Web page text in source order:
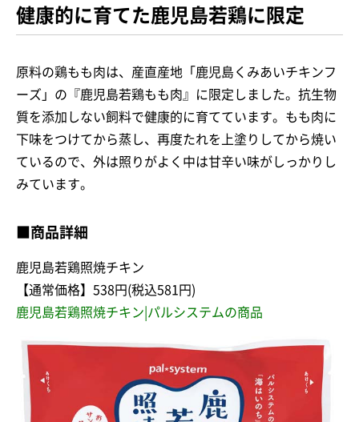
健康的に育てた鹿児島若鶏に限定
原料の鶏もも肉は、産直産地「鹿児島くみあいチキンフ
ーズ」の『鹿児島若鶏もも肉』に限定しました。抗生物
質を添加しない飼料で健康的に育てています。もも肉に
下味をつけてから蒸し、再度たれを上塗りしてから焼い
ているので、外は照りがよく中は甘辛い味がしっかりし
みています。
■商品詳細
鹿児島若鶏照焼チキン
【通常価格】538円(税込581円)
鹿児島若鶏照焼チキン|パルシステムの商品